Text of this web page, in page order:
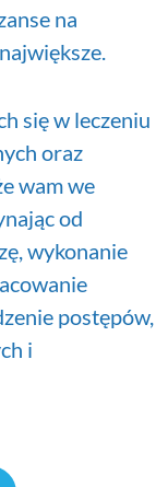
na
się w leczeniu
oraz
wam we
od
wykonanie
postępów,
i